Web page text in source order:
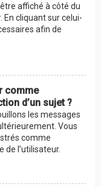
affiché à côté du
cliquant sur celui-
afin de
comme
d’un sujet ?
les messages
Vous
comme
de l’utilisateur.